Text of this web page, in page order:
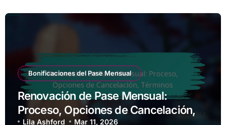
Bonificaciones del Pase Mensual
Renovación de Pase Mensual:
Proceso, Opciones de Cancelación,
Lila Ashford Mar 11, 2026